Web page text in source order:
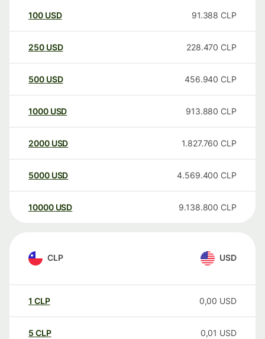
100 USD 91.388 CLP
250 USD 228.470 CLP
500 USD 456.940 CLP
1000 USD 913.880 CLP
2000 USD 1.827.760 CLP
5000 USD 4.569.400 CLP
10000 USD 9.138.800 CLP
CLP USD
1 CLP 0,00 USD
5 CLP 0,01 USD